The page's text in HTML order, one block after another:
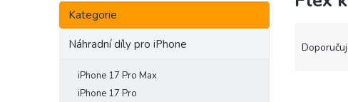
s
Přeskočit
kategorie
Kategorie
Náhradní díly pro iPhone
iPhone 17 Pro Max
iPhone 17 Pro